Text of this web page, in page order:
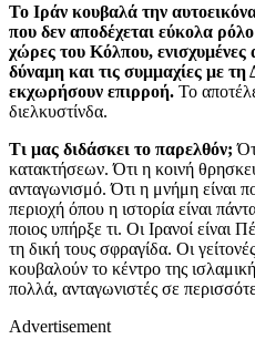
Το Ιράν κουβαλά την
που δεν αποδέχεται εύκολα
χώρες του Κόλπου, ενισχυμένες
δύναμη και τις συμμαχίες με τη
εκχωρήσουν επιρροή. Το
διελκυστίνδα.
Τι μας διδάσκει το παρελθόν;
κατακτήσεων. Ότι η κοινή
ανταγωνισμό. Ότι η μνήμη είναι
περιοχή όπου η ιστορία είναι
ποιος υπήρξε τι. Οι Ιρανοί
τη δική τους σφραγίδα. Οι
κουβαλούν το κέντρο της
πολλά, ανταγωνιστές σε
Advertisement